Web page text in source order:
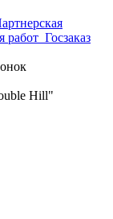
работ Госзаказ
Hill"